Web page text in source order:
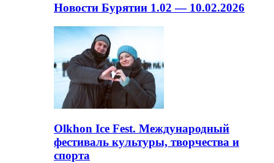
Новости Бурятии 1.02 — 10.02.2026
Olkhon Ice Fest. Международный
фестиваль культуры, творчества и
спорта